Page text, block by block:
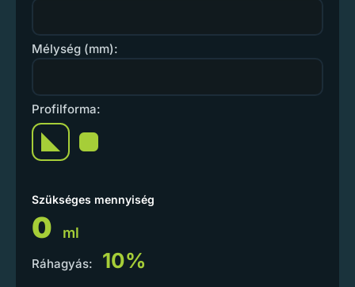
Mélység (mm):
Profilforma:
Szükséges mennyiség
0 ml
Ráhagyás: 10%